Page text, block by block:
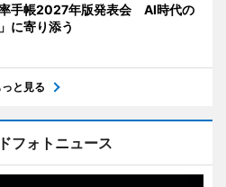
手帳2027年版発表会 AI時代の
に寄り添う
っと見る
フォトニュース